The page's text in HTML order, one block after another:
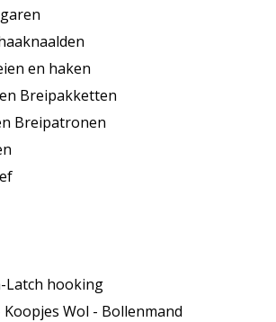
en haken
Breipakketten
Breipatronen
Latch hooking
Wol - Bollenmand